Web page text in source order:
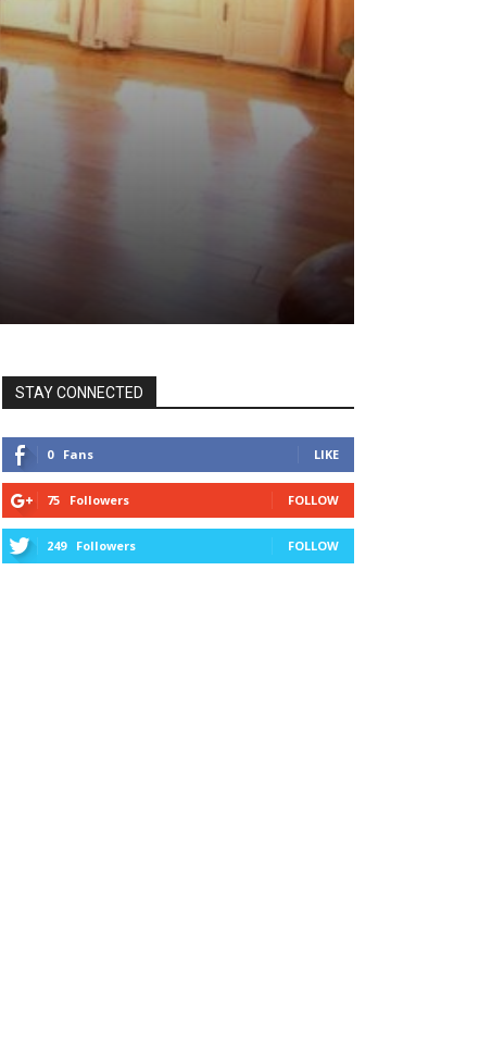
STAY CONNECTED
0 Fans LIKE
75 Followers FOLLOW
249 Followers FOLLOW